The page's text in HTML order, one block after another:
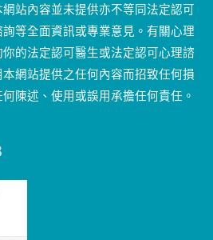
站內容並未提供亦不等同法定認可
等全面資訊或專業意見。有關心理
的法定認可醫生或法定認可心理諮
網站提供之任何內容而招致任何損
陳述、使用或誤用承擔任何責任。